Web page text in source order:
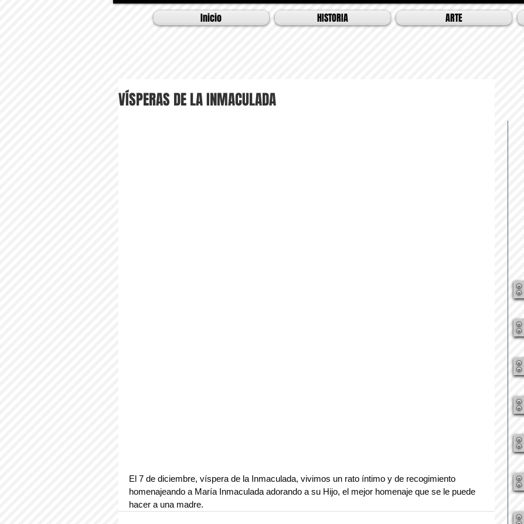
Inicio HISTORIA ARTE
VÍSPERAS DE LA INMACULADA
El 7 de diciembre, víspera de la Inmaculada, vivimos un rato íntimo y de recogimiento
homenajeando a María Inmaculada adorando a su Hijo, el mejor homenaje que se le puede
hacer a una madre.